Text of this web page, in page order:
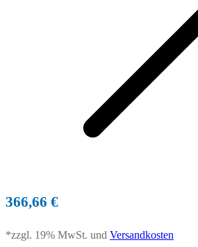
366,66 €
*zzgl. 19% MwSt. und Versandkosten